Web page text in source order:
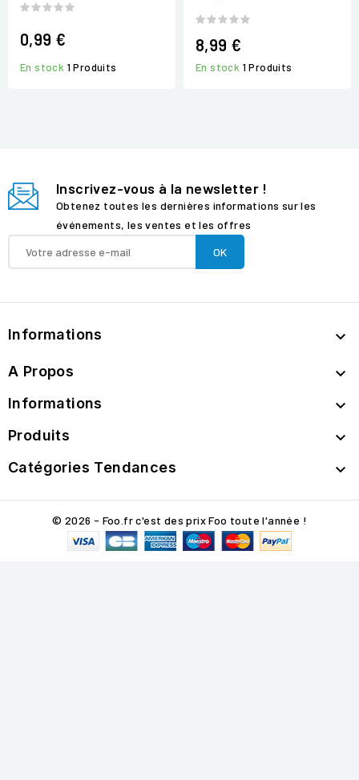
0,99 €
En stock 1 Produits
8,99 €
En stock 1 Produits
Inscrivez-vous à la newsletter !
Obtenez toutes les dernières informations sur les
événements, les ventes et les offres
Informations 
A Propos 
Informations 
Produits 
Catégories Tendances 
© 2026 - Foo.fr c'est des prix Foo toute l'année !